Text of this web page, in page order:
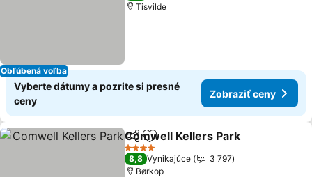
Obľúbená voľba
Tisvilde
Vyberte dátumy a pozrite si presné
ceny
Zobraziť ceny
ZdieľaťPridať do obľúbených
Comwell Kellers Park
4 Počet hviezdičiek
8,8 Vynikajúce
3 797
Børkop